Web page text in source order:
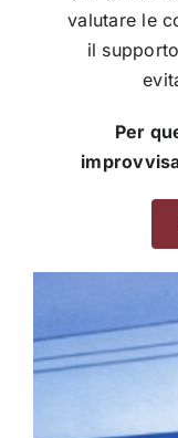
valutare le
il
Per